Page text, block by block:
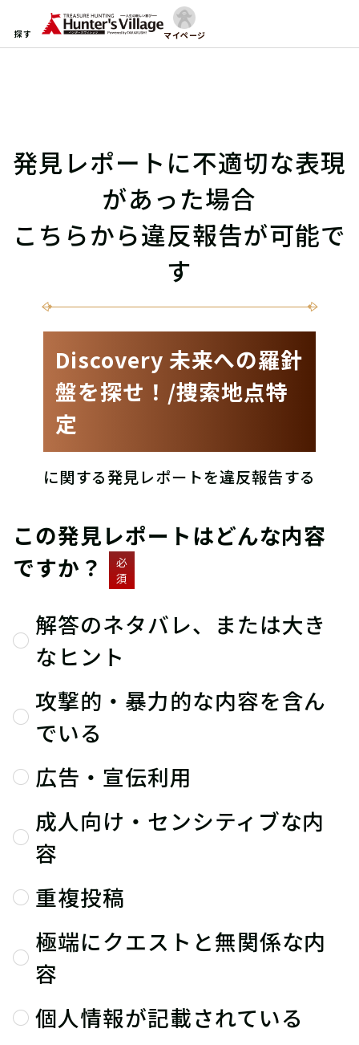
探す マイページ
発見レポートに不適切な表現
があった場合
こちらから違反報告が可能で
す
Discovery 未来への羅針
盤を探せ！/捜索地点特
定
に関する発見レポートを違反報告する
この発見レポートはどんな内容
ですか？
必
須
解答のネタバレ、または大き
なヒント
攻撃的・暴力的な内容を含ん
でいる
広告・宣伝利用
成人向け・センシティブな内
容
重複投稿
極端にクエストと無関係な内
容
個人情報が記載されている